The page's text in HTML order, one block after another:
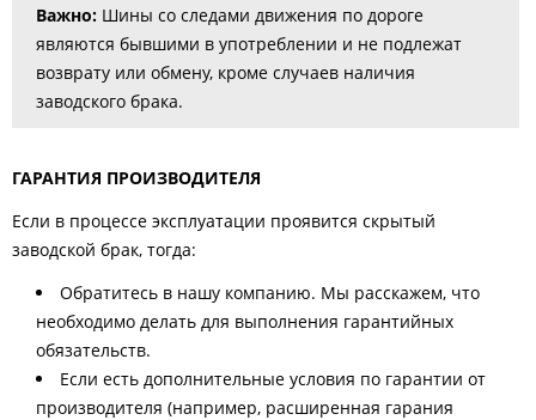
Важно: Шины со следами движения по дороге
являются бывшими в употреблении и не подлежат
возврату или обмену, кроме случаев наличия
заводского брака.
ГАРАНТИЯ ПРОИЗВОДИТЕЛЯ
Если в процессе эксплуатации проявится скрытый
заводской брак, тогда:
Обратитесь в нашу компанию. Мы расскажем, что
необходимо делать для выполнения гарантийных
обязательств.
Если есть дополнительные условия по гарантии от
производителя (например, расширенная гарания